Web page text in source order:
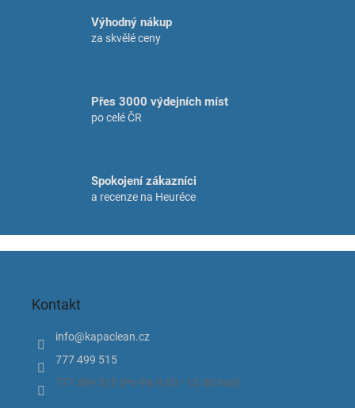
ý
Výhodný nákup
za skvělé ceny
Přes 3000 výdejních míst
po celé ČR
Spokojení zákazníci
a recenze na Heuréce
Kontakt
info@kapaclean.cz
777 499 515
777 499 515 (Po-Pá 8.00 - 15.00 hod).